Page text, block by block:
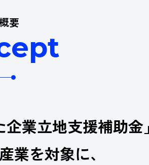
要
業立地支援補助金
業を対象に、